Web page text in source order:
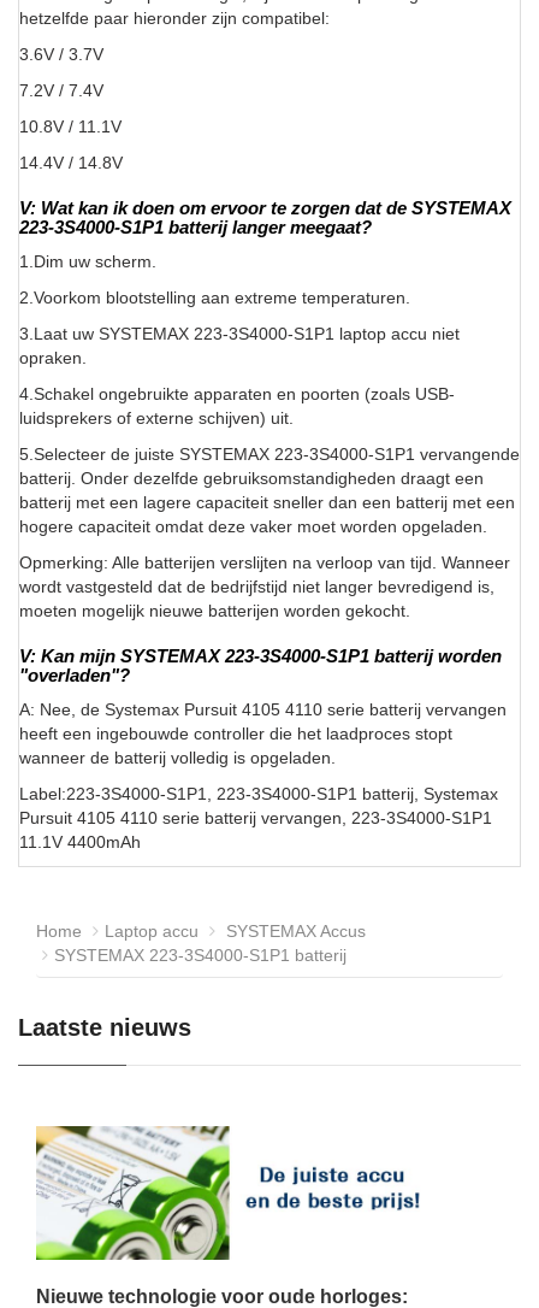
hetzelfde paar hieronder zijn compatibel:
3.6V / 3.7V
7.2V / 7.4V
10.8V / 11.1V
14.4V / 14.8V
V: Wat kan ik doen om ervoor te zorgen dat de SYSTEMAX
223-3S4000-S1P1 batterij langer meegaat?
1.Dim uw scherm.
2.Voorkom blootstelling aan extreme temperaturen.
3.Laat uw SYSTEMAX 223-3S4000-S1P1 laptop accu niet
opraken.
4.Schakel ongebruikte apparaten en poorten (zoals USB-
luidsprekers of externe schijven) uit.
5.Selecteer de juiste SYSTEMAX 223-3S4000-S1P1 vervangende
batterij. Onder dezelfde gebruiksomstandigheden draagt een
batterij met een lagere capaciteit sneller dan een batterij met een
hogere capaciteit omdat deze vaker moet worden opgeladen.
Opmerking: Alle batterijen verslijten na verloop van tijd. Wanneer
wordt vastgesteld dat de bedrijfstijd niet langer bevredigend is,
moeten mogelijk nieuwe batterijen worden gekocht.
V: Kan mijn SYSTEMAX 223-3S4000-S1P1 batterij worden
"overladen"?
A: Nee, de Systemax Pursuit 4105 4110 serie batterij vervangen
heeft een ingebouwde controller die het laadproces stopt
wanneer de batterij volledig is opgeladen.
Label:223-3S4000-S1P1, 223-3S4000-S1P1 batterij, Systemax
Pursuit 4105 4110 serie batterij vervangen, 223-3S4000-S1P1
11.1V 4400mAh
Home Laptop accu
SYSTEMAX Accus
SYSTEMAX 223-3S4000-S1P1 batterij
Laatste nieuws
Nieuwe technologie voor oude horloges: